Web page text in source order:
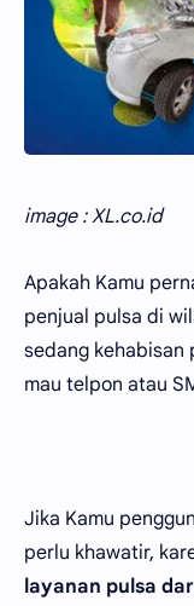
image : XL.co.id
Apakah Kamu
penjual pulsa di
sedang kehabisan
mau telpon atau
Jika Kamu
perlu khawatir,
layanan pulsa